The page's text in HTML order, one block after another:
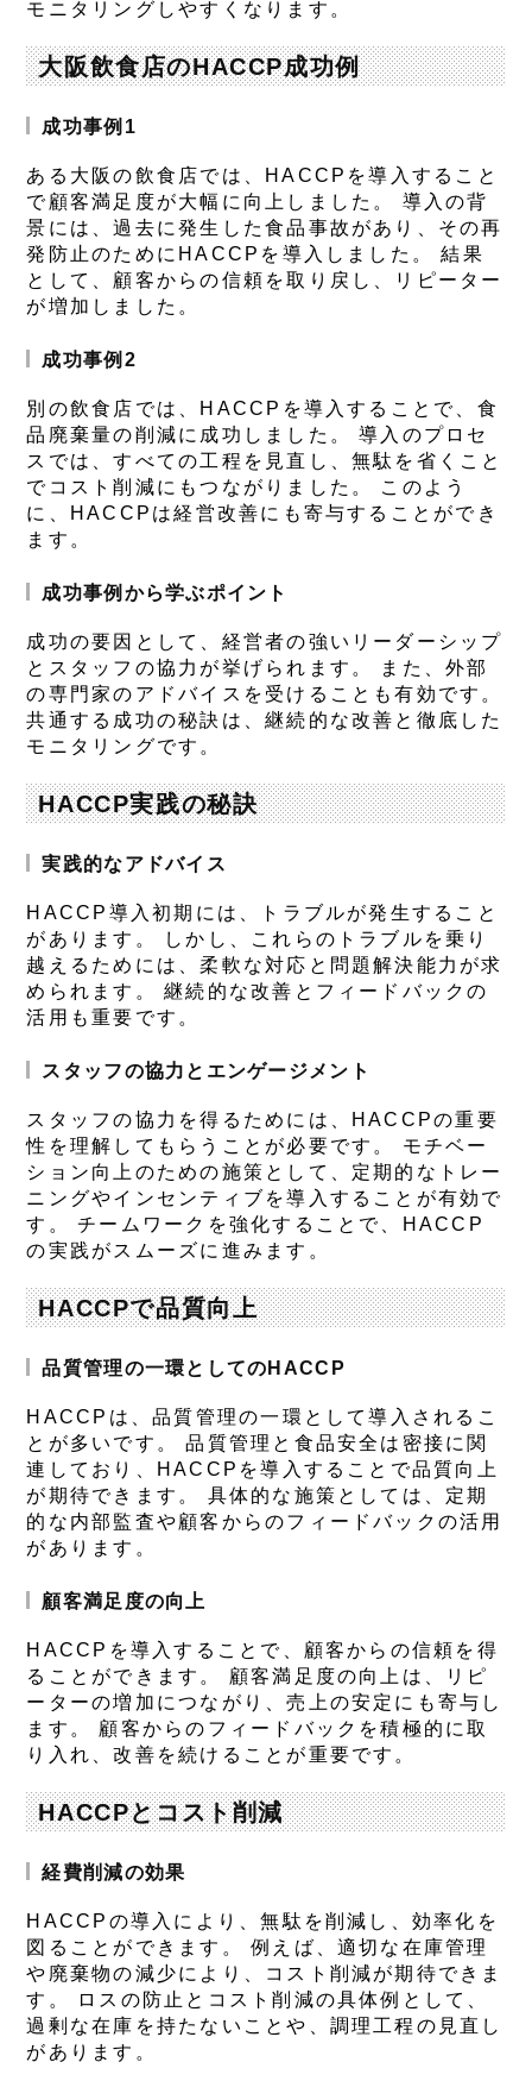
モニタリングしやすくなります。
大阪飲食店のHACCP成功例
成功事例1
ある大阪の飲食店では、HACCPを導入すること
で顧客満足度が大幅に向上しました。 導入の背
景には、過去に発生した食品事故があり、その再
発防止のためにHACCPを導入しました。 結果
として、顧客からの信頼を取り戻し、リピーター
が増加しました。
成功事例2
別の飲食店では、HACCPを導入することで、食
品廃棄量の削減に成功しました。 導入のプロセ
スでは、すべての工程を見直し、無駄を省くこと
でコスト削減にもつながりました。 このよう
に、HACCPは経営改善にも寄与することができ
ます。
成功事例から学ぶポイント
成功の要因として、経営者の強いリーダーシップ
とスタッフの協力が挙げられます。 また、外部
の専門家のアドバイスを受けることも有効です。
共通する成功の秘訣は、継続的な改善と徹底した
モニタリングです。
HACCP実践の秘訣
実践的なアドバイス
HACCP導入初期には、トラブルが発生すること
があります。 しかし、これらのトラブルを乗り
越えるためには、柔軟な対応と問題解決能力が求
められます。 継続的な改善とフィードバックの
活用も重要です。
スタッフの協力とエンゲージメント
スタッフの協力を得るためには、HACCPの重要
性を理解してもらうことが必要です。 モチベー
ション向上のための施策として、定期的なトレー
ニングやインセンティブを導入することが有効で
す。 チームワークを強化することで、HACCP
の実践がスムーズに進みます。
HACCPで品質向上
品質管理の一環としてのHACCP
HACCPは、品質管理の一環として導入されるこ
とが多いです。 品質管理と食品安全は密接に関
連しており、HACCPを導入することで品質向上
が期待できます。 具体的な施策としては、定期
的な内部監査や顧客からのフィードバックの活用
があります。
顧客満足度の向上
HACCPを導入することで、顧客からの信頼を得
ることができます。 顧客満足度の向上は、リピ
ーターの増加につながり、売上の安定にも寄与し
ます。 顧客からのフィードバックを積極的に取
り入れ、改善を続けることが重要です。
HACCPとコスト削減
経費削減の効果
HACCPの導入により、無駄を削減し、効率化を
図ることができます。 例えば、適切な在庫管理
や廃棄物の減少により、コスト削減が期待できま
す。 ロスの防止とコスト削減の具体例として、
過剰な在庫を持たないことや、調理工程の見直し
があります。